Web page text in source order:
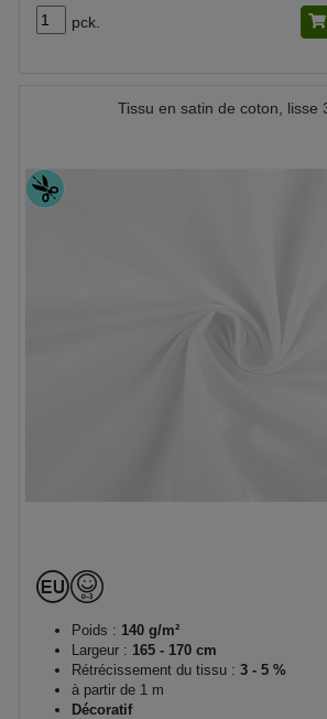
pck.
Tissu en satin de coton, lisse
Poids : 140 g/m²
Largeur : 165 - 170 cm
Rétrécissement du tissu : 3 - 5 %
à partir de 1 m
Décoratif